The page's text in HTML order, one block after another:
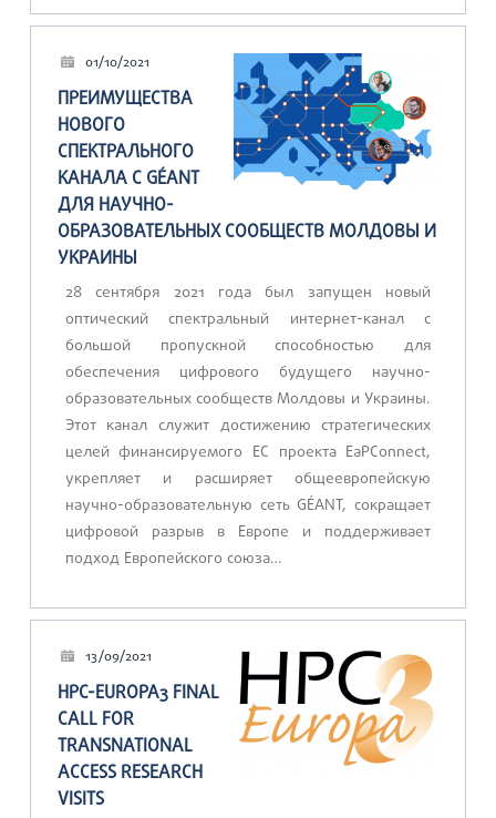
01/10/2021
ПРЕИМУЩЕСТВА
НОВОГО
СПЕКТРАЛЬНОГО
КАНАЛА С GÉANT
ДЛЯ НАУЧНО-
ОБРАЗОВАТЕЛЬНЫХ СООБЩЕСТВ МОЛДОВЫ И
УКРАИНЫ
28 сентября 2021 года был запущен новый
оптический спектральный интернет-канал с
большой пропускной способностью для
обеспечения цифрового будущего научно-
образовательных сообществ Молдовы и Украины.
Этот канал служит достижению стратегических
целей финансируемого ЕС проекта EaPConnect,
укрепляет и расширяет общеевропейскую
научно-образовательную сеть GÉANT, сокращает
цифровой разрыв в Европе и поддерживает
подход Европейского союза…
13/09/2021
HPC-EUROPA3 FINAL
CALL FOR
TRANSNATIONAL
ACCESS RESEARCH
VISITS